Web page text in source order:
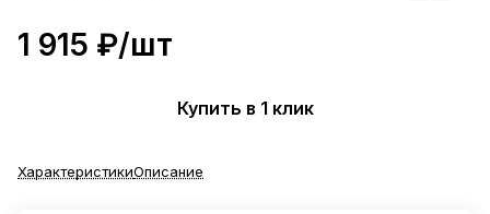
1 915 ₽/шт
Купить в 1 клик
ХарактеристикиОписание